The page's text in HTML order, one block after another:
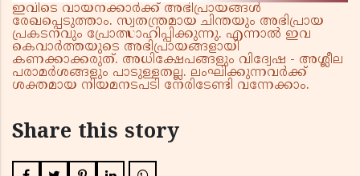
ഇവിടെ വായനക്കാർക്ക് അഭിപ്രായങ്ങൾ
രേഖപ്പെടുത്താം. സ്വതന്ത്രമായ ചിന്തയും അഭിപ്രായ
പ്രകടനവും പ്രോത്സാഹിപ്പിക്കുന്നു. എന്നാൽ ഇവ
കെവാർത്തയുടെ അഭിപ്രായങ്ങളായി
കണക്കാക്കരുത്. അധിക്ഷേപങ്ങളും വിദ്വേഷ - അശ്ലീല
പരാമർശങ്ങളും പാടുള്ളതല്ല. ലംഘിക്കുന്നവർക്ക്
ശക്തമായ നിയമനടപടി നേരിടേണ്ടി വന്നേക്കാം.
Share this story